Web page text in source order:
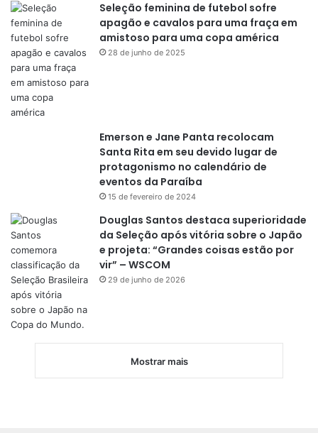
Seleção feminina de futebol sofre
apagão e cavalos para uma fraça em
amistoso para uma copa américa
28 de junho de 2025
Emerson e Jane Panta recolocam
Santa Rita em seu devido lugar de
protagonismo no calendário de
eventos da Paraíba
15 de fevereiro de 2024
Douglas Santos destaca superioridade
da Seleção após vitória sobre o Japão
e projeta: “Grandes coisas estão por
vir” – WSCOM
29 de junho de 2026
Mostrar mais